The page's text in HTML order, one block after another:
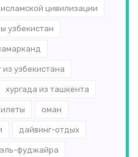
цивилизации
узбекистан
из узбекистана
хургада из ташкента
оман
дайвинг-отдых
эль-­фуджайра